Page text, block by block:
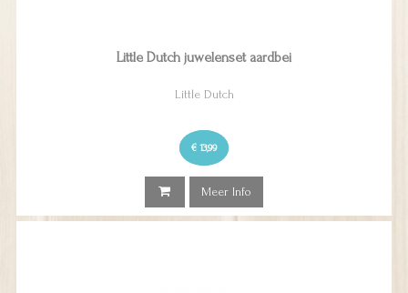
Little Dutch juwelenset aardbei
Little Dutch
€ 13,99
Meer Info